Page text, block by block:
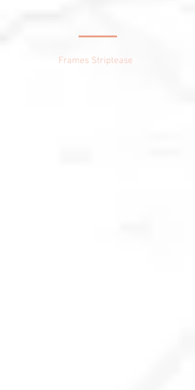
Frames Striptease